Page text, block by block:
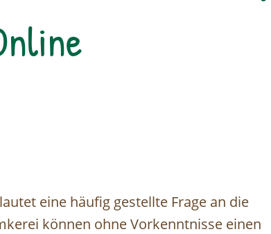
eine häufig gestellte Frage an die
können ohne Vorkenntnisse einen